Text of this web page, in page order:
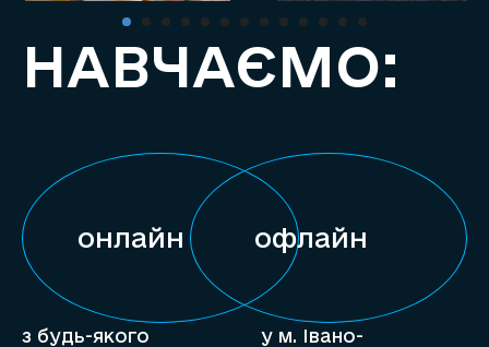
НАВЧАЄМО:
онлайн офлайн
з будь-якого
у м. Івано-